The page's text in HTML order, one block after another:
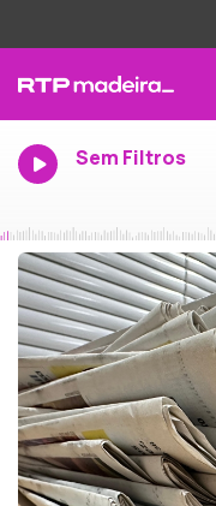
Sem Filtros